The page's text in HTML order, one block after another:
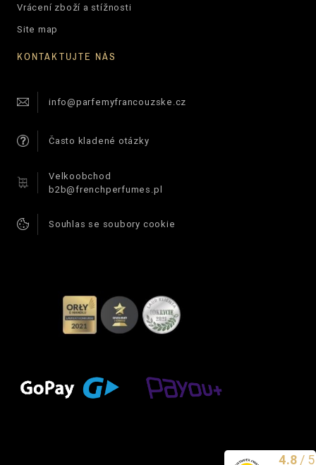
Vrácení zboží a stížnosti
Site map
KONTAKTUJTE NÁS
info@parfemyfrancouzske.cz
Často kladené otázky
Velkoobchod
b2b@frenchperfumes.pl
Souhlas se soubory cookie
Vynikající4.8 / 5